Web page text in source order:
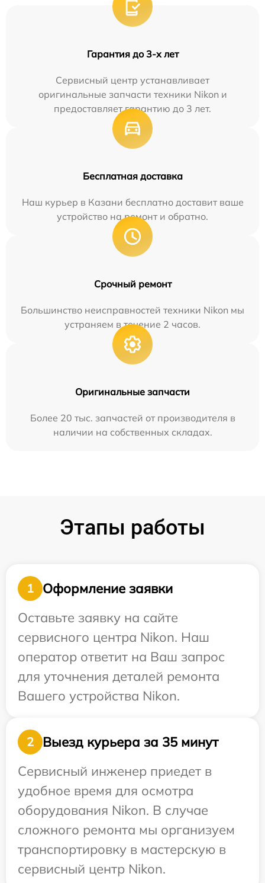
Гарантия до 3-х лет
Сервисный центр устанавливает
оригинальные запчасти техники Nikon и
предоставляет гарантию до 3 лет.
Бесплатная доставка
Наш курьер в Казани бесплатно доставит ваше
устройство на ремонт и обратно.
Срочный ремонт
Большинство неисправностей техники Nikon мы
устраняем в течение 2 часов.
Оригинальные запчасти
Более 20 тыс. запчастей от производителя в
наличии на собственных складах.
Этапы работы
1
Оформление заявки
Оставьте заявку на сайте
сервисного центра Nikon. Наш
оператор ответит на Ваш запрос
для уточнения деталей ремонта
Вашего устройства Nikon.
2
Выезд курьера за 35 минут
Сервисный инженер приедет в
удобное время для осмотра
оборудования Nikon. В случае
сложного ремонта мы организуем
транспортировку в мастерскую в
сервисный центр Nikon.